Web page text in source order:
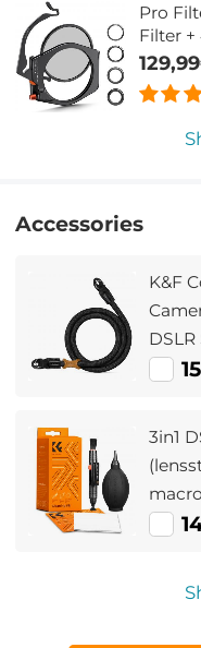
Pro
Filter
Accessories
K&F
3in1